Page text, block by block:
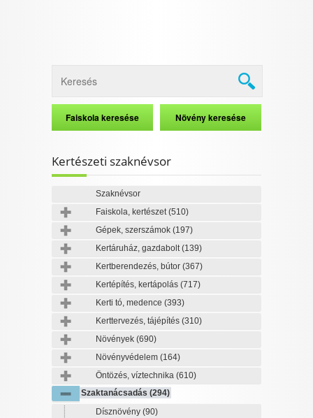
Kertészeti szaknévsor
Szaknévsor
Faiskola, kertészet(510)
Gépek, szerszámok (197)
Kertáruház, gazdabolt(139)
Kertberendezés, bútor (367)
Kertépítés, kertápolás (717)
Kerti tó, medence (393)
Kerttervezés, tájépítés (310)
Növények (690)
Növényvédelem (164)
Öntözés, víztechnika (610)
Szaktanácsadás (294)
Dísznövény (90)